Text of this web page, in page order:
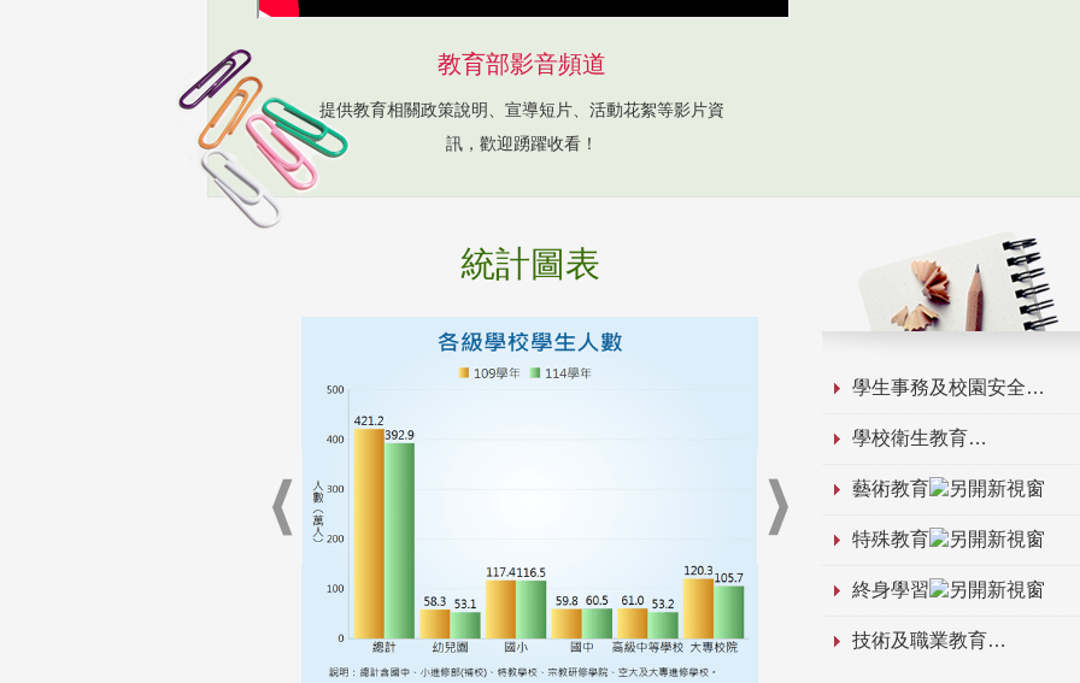
教育部影音頻道
提供教育相關政策說明、宣導短片、活動花絮等影片資
訊，歡迎踴躍收看！
統計圖表
學生事務及校園安全
學校衛生教育
藝術教育
特殊教育
終身學習
技術及職業教育